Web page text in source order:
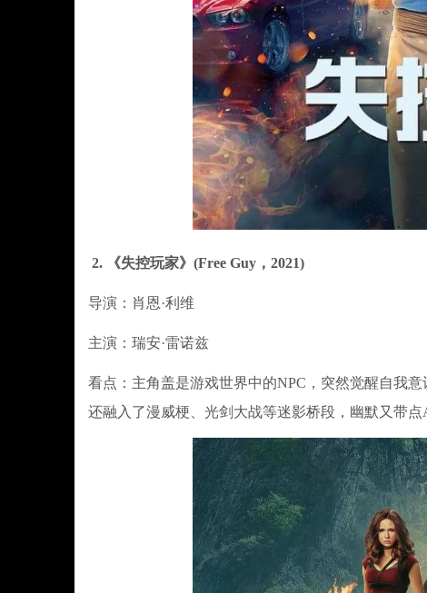
2. 《失控玩家》(Free Guy，2021)
导演：肖恩·利维
主演：瑞安·雷诺兹
看点：主角盖是游戏世界中的NPC，突然觉醒自我
还融入了漫威梗、光剑大战等迷影桥段，幽默又带点